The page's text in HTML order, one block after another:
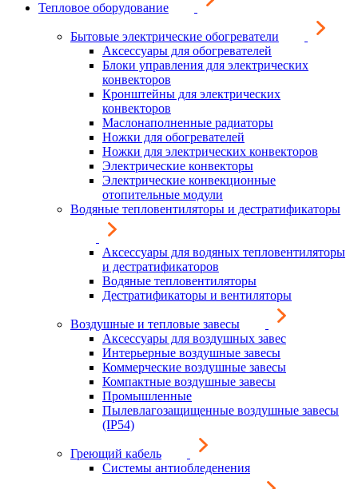
Тепловое оборудование
Бытовые электрические обогреватели
Аксессуары для обогревателей
Блоки управления для электрических
конвекторов
Кронштейны для электрических
конвекторов
Маслонаполненные радиаторы
Ножки для обогревателей
Ножки для электрических конвекторов
Электрические конвекторы
Электрические конвекционные
отопительные модули
Водяные тепловентиляторы и дестратификаторы
Аксессуары для водяных тепловентиляторы
и дестратификаторов
Водяные тепловентиляторы
Дестратификаторы и вентиляторы
Воздушные и тепловые завесы
Аксессуары для воздушных завес
Интерьерные воздушные завесы
Коммерческие воздушные завесы
Компактные воздушные завесы
Промышленные
Пылевлагозащищенные воздушные завесы
(IP54)
Греющий кабель
Системы антиобледенения